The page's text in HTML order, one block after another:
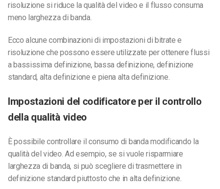
risoluzione si riduce la qualità del video e il flusso consuma
meno larghezza di banda.
Ecco alcune combinazioni di impostazioni di bitrate e
risoluzione che possono essere utilizzate per ottenere flussi
a bassissima definizione, bassa definizione, definizione
standard, alta definizione e piena alta definizione.
Impostazioni del codificatore per il controllo
della qualità video
È possibile controllare il consumo di banda modificando la
qualità del video. Ad esempio, se si vuole risparmiare
larghezza di banda, si può scegliere di trasmettere in
definizione standard piuttosto che in alta definizione.